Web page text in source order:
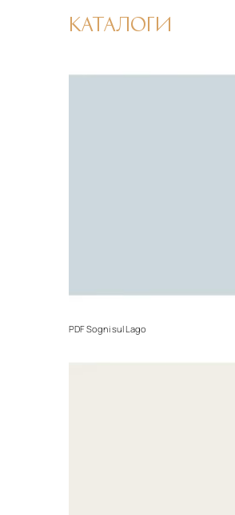
КАТАЛОГИ
PDFSogni sul Lago